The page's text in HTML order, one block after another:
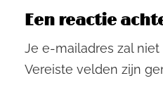
Een reactie
Je e-mailadres zal
Vereiste velden zijn